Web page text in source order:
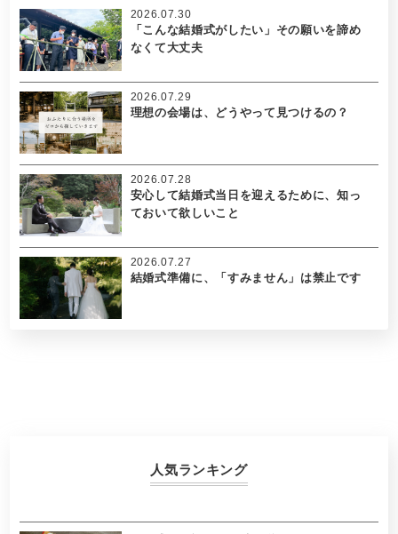
「こんな結婚式がしたい」その願いを諦め
なくて大丈夫
2026.07.30
理想の会場は、どうやって見つけるの？
2026.07.29
安心して結婚式当日を迎えるために、知っ
ておいて欲しいこと
2026.07.28
結婚式準備に、「すみません」は禁止です
2026.07.27
人気ランキング